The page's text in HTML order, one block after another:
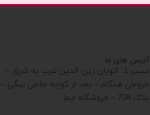
آدرس های ما
مسیر 1. اتوبان زین الدین غرب به شرق –
خروجی هنگام – بعد از کوچه حاجی بیگی –
پلاک 708 – فروشگاه ایما